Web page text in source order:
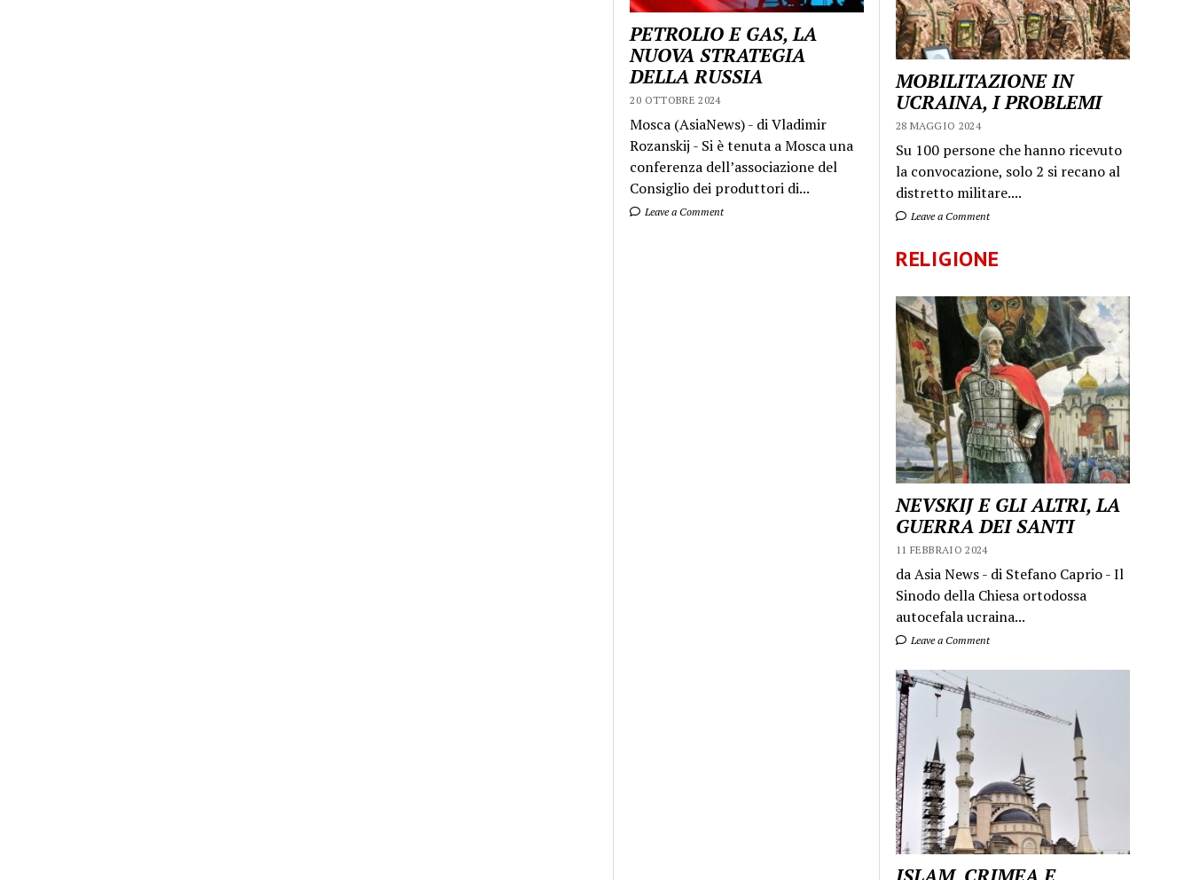
MOBILITAZIONE IN
UCRAINA, I PROBLEMI
28 MAGGIO 2024
Su 100 persone che hanno ricevuto
la convocazione, solo 2 si recano al
distretto militare....
Leave a Comment
RELIGIONE
NEVSKIJ E GLI ALTRI, LA
GUERRA DEI SANTI
11 FEBBRAIO 2024
da Asia News - di Stefano Caprio - Il
Sinodo della Chiesa ortodossa
autocefala ucraina...
Leave a Comment
PETROLIO E GAS, LA
NUOVA STRATEGIA
DELLA RUSSIA
20 OTTOBRE 2024
Mosca (AsiaNews) - di Vladimir
Rozanskij - Si è tenuta a Mosca una
conferenza dell’associazione del
Consiglio dei produttori di...
Leave a Comment